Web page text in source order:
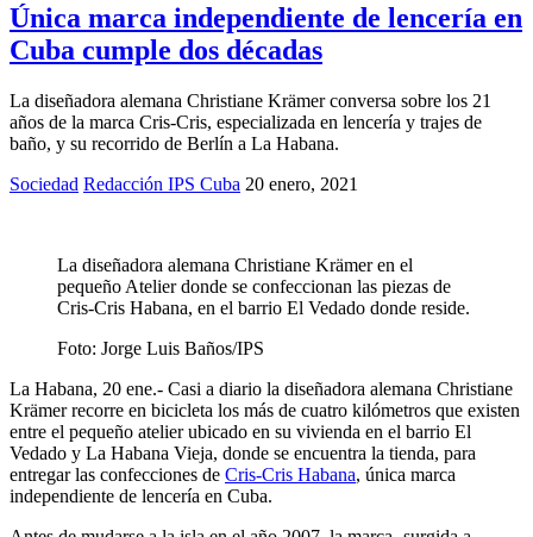
Única marca independiente de lencería en
Cuba cumple dos décadas
La diseñadora alemana Christiane Krämer conversa sobre los 21
años de la marca Cris-Cris, especializada en lencería y trajes de
baño, y su recorrido de Berlín a La Habana.
Sociedad Redacción IPS Cuba 20 enero, 2021
La diseñadora alemana Christiane Krämer en el
pequeño Atelier donde se confeccionan las piezas de
Cris-Cris Habana, en el barrio El Vedado donde reside.
Foto: Jorge Luis Baños/IPS
La Habana, 20 ene.- Casi a diario la diseñadora alemana Christiane
Krämer recorre en bicicleta los más de cuatro kilómetros que existen
entre el pequeño atelier ubicado en su vivienda en el barrio El
Vedado y La Habana Vieja, donde se encuentra la tienda, para
entregar las confecciones de Cris-Cris Habana, única marca
independiente de lencería en Cuba.